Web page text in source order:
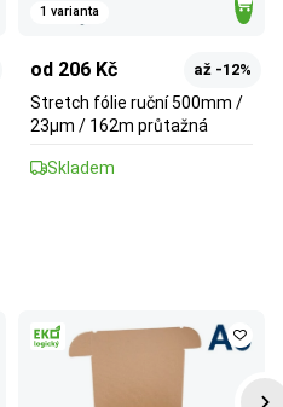
1 varianta
od 206 Kč až -12%
Stretch fólie ruční 500mm /
23µm / 162m průtažná
Skladem